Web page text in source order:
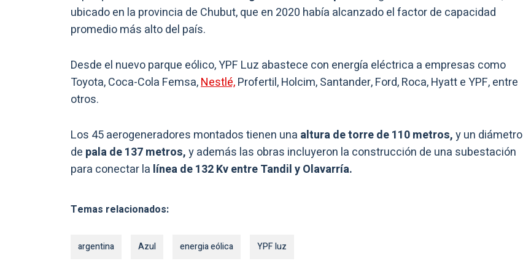
ubicado en la provincia de Chubut, que en 2020 había alcanzado el factor de capacidad
promedio más alto del país.
Desde el nuevo parque eólico, YPF Luz abastece con energía eléctrica a empresas como
Toyota, Coca-Cola Femsa,Nestlé,Profertil, Holcim, Santander, Ford, Roca, Hyatt e YPF, entre
otros.
Los 45 aerogeneradores montados tienen una altura de torre de 110 metros,y un diámetro
de pala de 137 metros,y además las obras incluyeron la construcción de una subestación
para conectar la línea de 132 Kv entre Tandil y Olavarría.
Temas relacionados:
argentina Azul energia eólica YPF luz